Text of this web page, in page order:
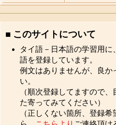
■ このサイトについて
タイ語－日本語の学習用
語を登録しています。
例文はありませんが、良か
い。
（順次登録してますので
た寄ってみてください）
（正しくない箇所、登録